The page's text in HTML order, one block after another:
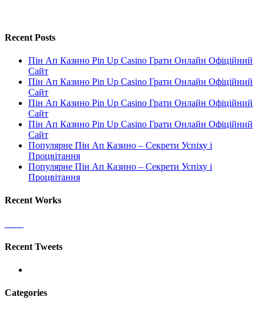
Recent Posts
Пін Ап Казино Pin Up Casino Грати Онлайн Офіційний
Сайт
Пін Ап Казино Pin Up Casino Грати Онлайн Офіційний
Сайт
Пін Ап Казино Pin Up Casino Грати Онлайн Офіційний
Сайт
Пін Ап Казино Pin Up Casino Грати Онлайн Офіційний
Сайт
Популярне Пін Ап Казино – Секрети Успіху і
Процвітання
Популярне Пін Ап Казино – Секрети Успіху і
Процвітання
Recent Works
Recent Tweets
Categories